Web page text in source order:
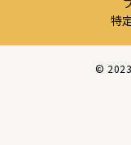
特
©︎